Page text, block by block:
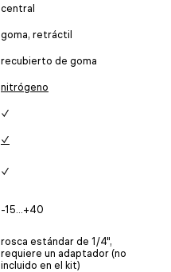
central
goma, retráctil
recubierto de goma
nitrógeno
✓
✓
✓
-15...+40
rosca estándar de 1/4",
requiere un adaptador (no
incluido en el kit)